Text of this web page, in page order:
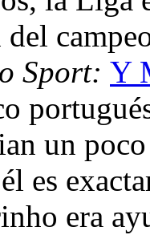
del
Sport: Y
un
es
era